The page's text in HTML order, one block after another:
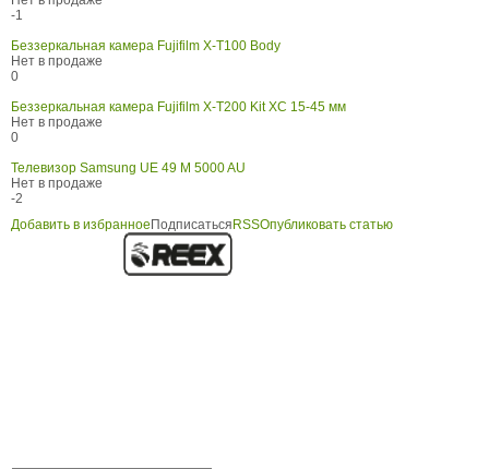
-1
Беззеркальная камера Fujifilm X-T100 Body
Нет в продаже
0
Беззеркальная камера Fujifilm X-T200 Kit XC 15-45 мм
Нет в продаже
0
Телевизор Samsung UE 49 M 5000 AU
Нет в продаже
-2
Добавить в избранное Подписаться RSSОпубликовать статью